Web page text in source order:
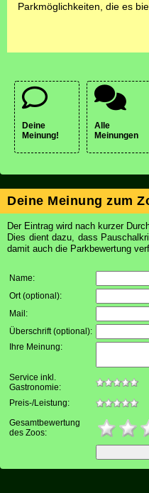
Parkmöglichkeiten, die es
Deine
Meinung!
Alle
Meinungen
Deine Meinung zum
Der Eintrag wird nach kurzer
Dies dient dazu, dass
damit auch die Parkbewertung
Name:
Ort (optional):
Mail :
Überschrift (optional):
Ihre Meinung:
Service inkl.
Gastronomie:
Preis-/Leistung:
Gesamtbewertung
des Zoos: